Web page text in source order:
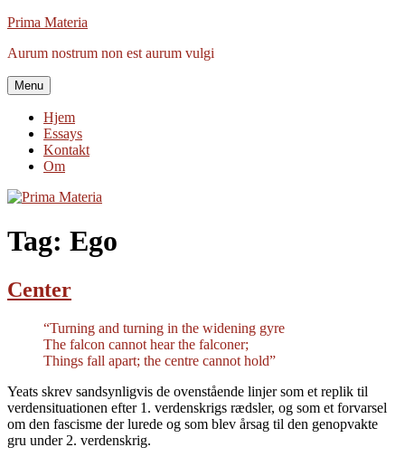
Videre
indhold
Prima Materia
Aurum nostrum non est aurum vulgi
Menu
Hjem
Essays
Kontakt
Om
Tag: Ego
Center
“Turning and turning in the widening gyre
The falcon cannot hear the falconer;
Things fall apart; the centre cannot hold”
Yeats skrev sandsynligvis de ovenstående linjer som et replik til
verdensituationen efter 1. verdenskrigs rædsler, og som et forvarsel
om den fascisme der lurede og som blev årsag til den genopvakte
gru under 2. verdenskrig.